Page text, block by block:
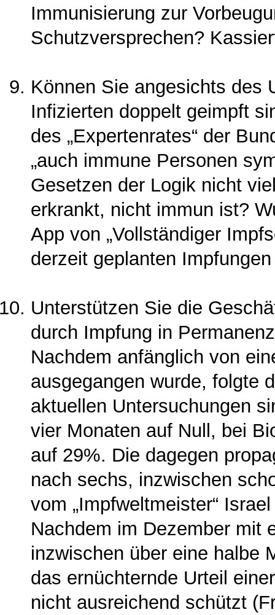
Immunisie­rung zur
Schutzversprechen?
Können Sie angesichts des
Infizierten doppelt geimpft
des „Expertenra­tes“ der
„auch immune Personen
Gesetzen der Logik nicht
erkrankt, nicht immun ist?
App von „Vollständiger
derzeit geplanten Impfun­gen
Unterstützen Sie die
durch Impfung in
Nachdem anfänglich von
ausgegan­gen wurde, folgte
aktuellen Untersuchungen
vier Monaten auf Null, bei
auf 29%. Die dagegen
nach sechs, inzwischen
vom „Impfweltmeister“
Nachdem im Dezember mit
inzwischen über eine halbe
das ernüchternde Urteil
nicht ausreichend schützt